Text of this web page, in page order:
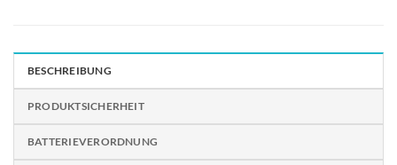
BESCHREIBUNG
PRODUKTSICHERHEIT
BATTERIEVERORDNUNG